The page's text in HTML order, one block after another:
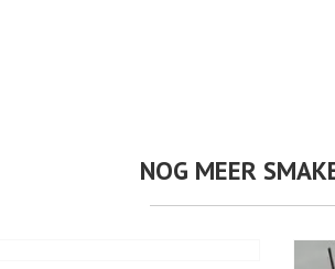
NOG MEER